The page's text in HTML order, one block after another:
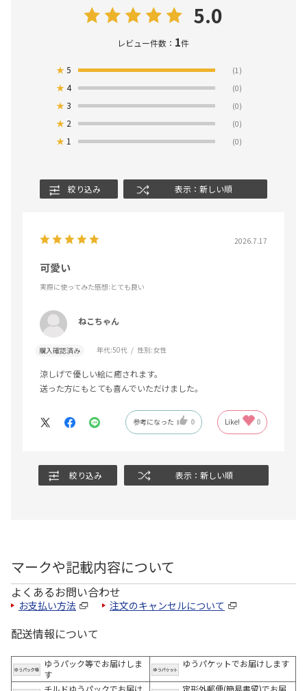
5.0
レビュー件数： 1件
★5 (1)
★4 (0)
★3 (0)
★ 2 (0)
★ 1 (0)
絞り込み 表示：新しい順
2026.7.17
可愛い
実際に使ってみた感想:とても良い
ねこちゃん
購入確認済み 年代:50代 性別:女性
涼しげで優しい絵に癒されます。
送った方にもとても喜んでいただけました。
参考になった 0 Like! 0
絞り込み 表示：新しい順
マークや記載内容について
よくあるお問い合わせ
お支払い方法 注文のキャンセルについて
配送情報について
ゆうパック等でお届けしま
す
ゆうパケットでお届けします
チルドゆうパックでお届け
定形外郵便(簡易書留)でお届